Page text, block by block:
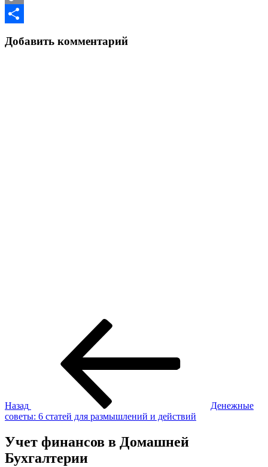
Copy
Добавить комментарий
Назад
Денежные
советы: 6 статей для размышлений и действий
Учет финансов в Домашней
Бухгалтерии